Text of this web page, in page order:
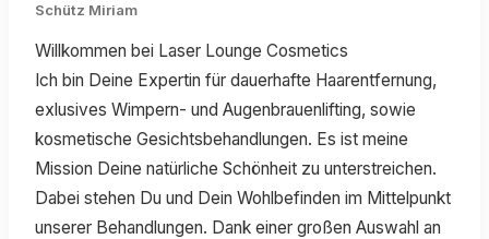
Schütz Miriam
Willkommen bei Laser Lounge Cosmetics
Ich bin Deine Expertin für dauerhafte Haarentfernung,
exlusives Wimpern- und Augenbrauenlifting, sowie
kosmetische Gesichtsbehandlungen. Es ist meine
Mission Deine natürliche Schönheit zu unterstreichen.
Dabei stehen Du und Dein Wohlbefinden im Mittelpunkt
unserer Behandlungen. Dank einer großen Auswahl an